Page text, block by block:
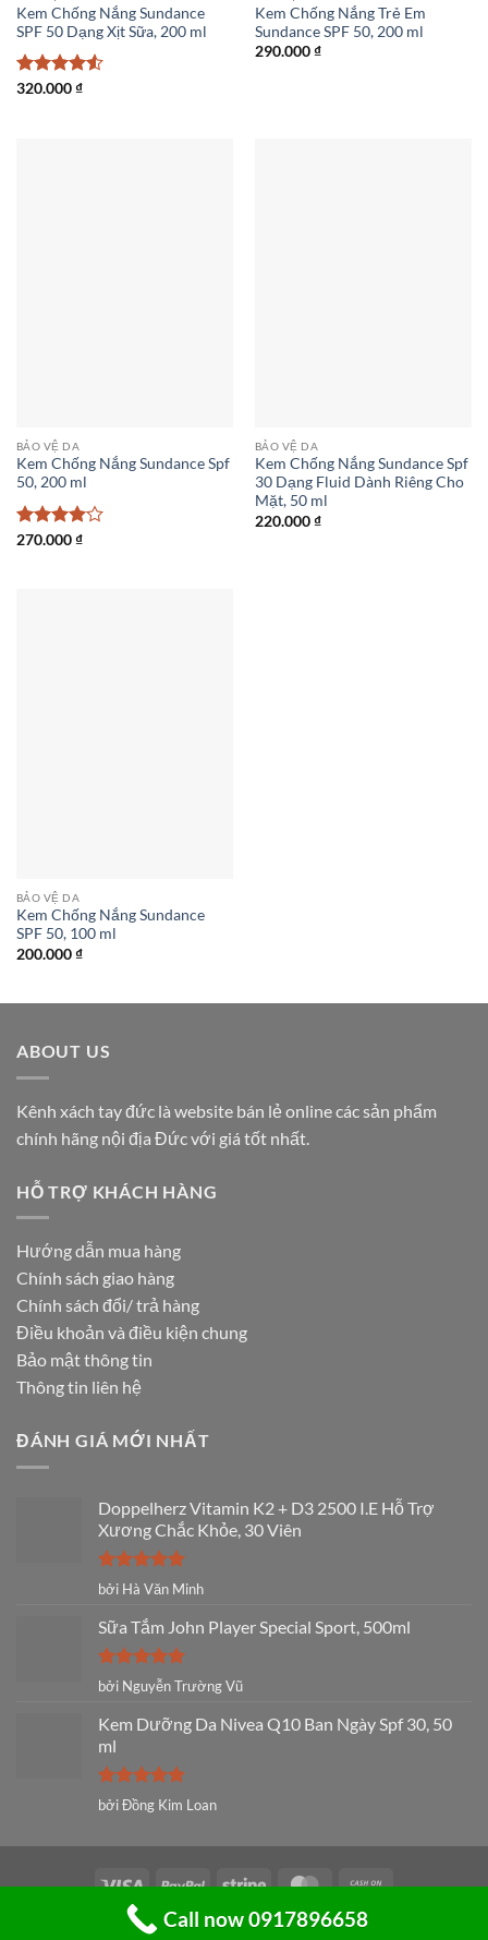
Kem Chống Nắng Sundance
SPF 50 Dạng Xịt Sữa, 200 ml
Được xếp
320.000₫
Kem Chống Nắng Trẻ Em
Sundance SPF 50, 200 ml
290.000₫
BẢO VỆ DA
Kem Chống Nắng Sundance Spf
50, 200 ml
Được
270.000₫
BẢO VỆ DA
Kem Chống Nắng Sundance Spf
30 Dạng Fluid Dành Riêng Cho
Mặt, 50 ml
220.000₫
BẢO VỆ DA
Kem Chống Nắng Sundance
SPF 50, 100 ml
200.000₫
ABOUT US
Kênh xách tay đức là website bán lẻ online các sản phẩm
chính hãng nội địa Đức với giá tốt nhất.
HỖ TRỢ KHÁCH HÀNG
Hướng dẫn mua hàng
Chính sách giao hàng
Chính sách đổi/ trả hàng
Điều khoản và điều kiện chung
Bảo mật thông tin
Thông tin liên hệ
ĐÁNH GIÁ MỚI NHẤT
Doppelherz Vitamin K2 + D3 2500 I.E Hỗ Trợ
Xương Chắc Khỏe, 30 Viên
Được xếp
sao
bởi Hà Văn Minh
Sữa Tắm John Player Special Sport, 500ml
Được xếp
hạng
5
sao
bởi Nguyễn Trường Vũ
Kem Dưỡng Da Nivea Q10 Ban Ngày Spf 30, 50
ml
Được xếp
55
bởi Đồng Kim Loan
Visa PayPal Stripe MasterCard
Cash
Bản quyền thuộc về Kênh Xách Tay Đức
Call now 0917896658